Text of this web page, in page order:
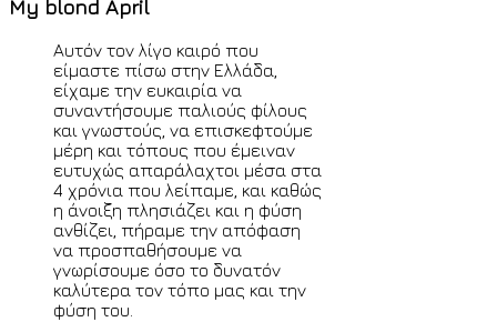
Paris Saturday 8th August 2026 4:46 p.m. GMT +2
all over the world by © Ion o mikros >>
My blond April
Αυτόν τον λίγο καιρό που
είμαστε πίσω στην Ελλάδα,
είχαμε την ευκαιρία να
συναντήσουμε παλιούς φίλους
και γνωστούς, να επισκεφτούμε
μέρη και τόπους που έμειναν
ευτυχώς απαράλαχτοι μέσα στα
4 χρόνια που λείπαμε, και καθώς
η άνοιξη πλησιάζει και η φύση
ανθίζει, πήραμε την απόφαση
να προσπαθήσουμε να
γνωρίσουμε όσο το δυνατόν
καλύτερα τον τόπο μας και την
φύση του.